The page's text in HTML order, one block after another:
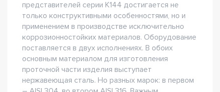
представителей серии К144 достигается не
только конструктивными особенностями, но и
применением в производстве исключительно
коррозионностойких материалов. Оборудование
поставляется в двух исполнениях. В обоих
основным материалом для изготовления
проточной части изделия выступает
нержавеющая сталь. Но разных марок: в первом